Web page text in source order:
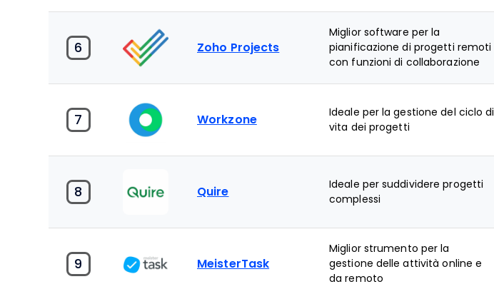
6 Zoho Projects
Miglior software per la
pianificazione di progetti remoti
con funzioni di collaborazione
7 Workzone
Ideale per la gestione del ciclo di
vita dei progetti
8 Quire
Ideale per suddividere progetti
complessi
9 MeisterTask
Miglior strumento per la
gestione delle attività online e
da remoto